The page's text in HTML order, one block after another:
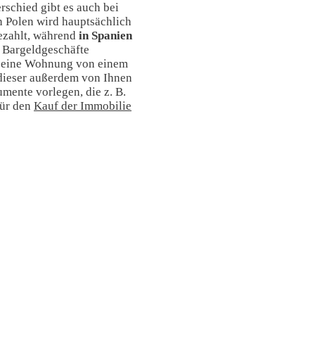
gibt es auch bei
Polen wird hauptsächlich
während in Spanien
Wohnung von einem
außerdem von Ihnen
vorlegen, die z. B.
den Kauf der Immobilie